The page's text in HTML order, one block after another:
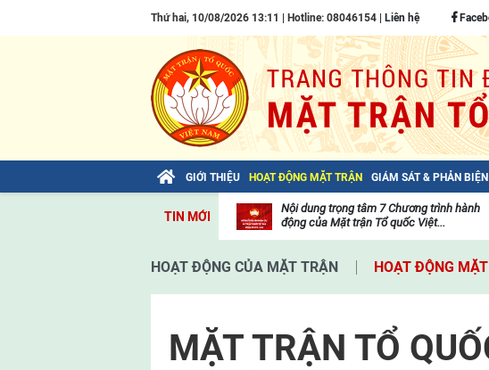
Thứ hai, 10/08/2026 13:11 | Hotline: 08046154 | Liên hệ
GIỚI THIỆU HOẠT ĐỘNG MẶT TRẬN GIÁM SÁT & PHẢN BIỆN
TIN MỚI
Bài viết của Tổng Bí thư Tô Lâm: TIẾN
viện
Nội dung trọng tâm 7 Chương trình hành
động của Mặt trận Tổ quốc Việt...
HOẠT ĐỘNG CỦA MẶT TRẬN HOẠT ĐỘNG
MẶT TRẬN TỔ